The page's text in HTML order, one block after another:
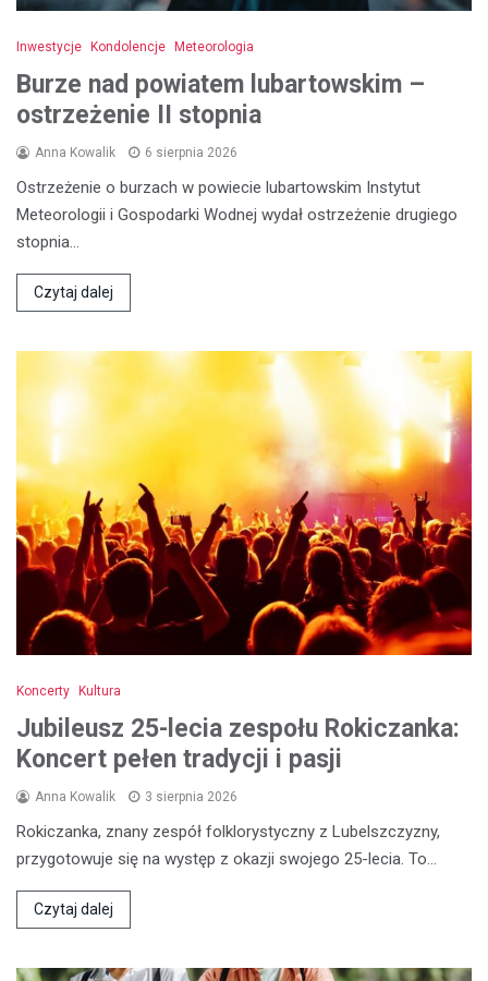
Inwestycje Kondolencje Meteorologia
Burze nad powiatem lubartowskim –
ostrzeżenie II stopnia
Anna Kowalik 6 sierpnia 2026
Ostrzeżenie o burzach w powiecie lubartowskim Instytut
Meteorologii i Gospodarki Wodnej wydał ostrzeżenie drugiego
stopnia…
Czytaj dalej
Koncerty Kultura
Jubileusz 25-lecia zespołu Rokiczanka:
Koncert pełen tradycji i pasji
Anna Kowalik 3 sierpnia 2026
Rokiczanka, znany zespół folklorystyczny z Lubelszczyzny,
przygotowuje się na występ z okazji swojego 25-lecia. To…
Czytaj dalej